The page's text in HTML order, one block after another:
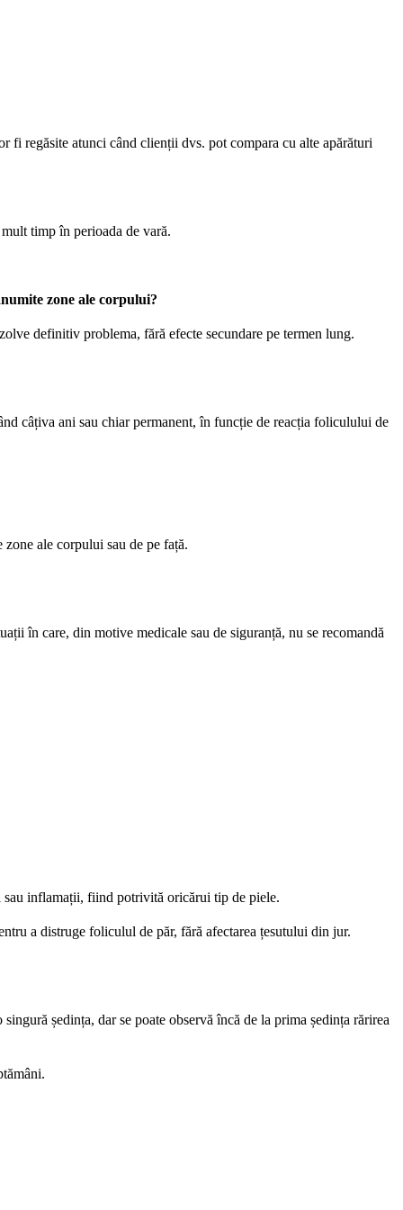
fi regăsite atunci când clienții dvs. pot compara cu alte apărături
timp în perioada de vară.
zone ale corpului?
definitiv problema, fără efecte secundare pe termen lung.
câțiva ani sau chiar permanent, în funcție de reacția foliculului de
ale corpului sau de pe față.
în care, din motive medicale sau de siguranță, nu se recomandă
sau inflamații, fiind potrivită oricărui tip de piele.
a distruge foliculul de păr, fără afectarea țesutului din jur.
ședința, dar se poate observă încă de la prima ședința rărirea